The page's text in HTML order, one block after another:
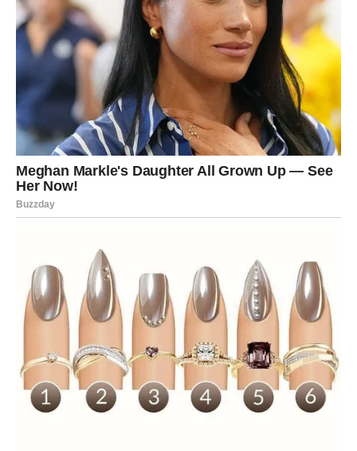
BIK
Bikovi danas osećaju težinu u grudima, ali ne znaju tačno
zašto. Razlog je jednostavan: predugo si ćutao. Držao si
se stabilnosti, čak i onda kada je ona bila lažna. Danas se
ta laž lomi. Može doći do emotivnog razočaranja, ali i do
spoznaje da si mnogo jači nego što si mislio. Do večeri
donosiš važnu odluku – možda tešku, ali ispravnu.
Sudbina te ne kažnjava, ona te
Blizanci danas ulaze u dan pun kontradiktornih emocija.
Jedan deo tebe želi da se smeje, drugi želi da pobegne.
Razgovori koji se danas vode nisu slučajni. Jedna poruka,
celu situaciju. Istina koju čuješ može zaboleti, ali će ti
otvoriti oči. Do večeras ćeš znati kome veruješ, a kome
više ne. Ovo je dan kada se iluzije ruše – ali iza njih ostaje